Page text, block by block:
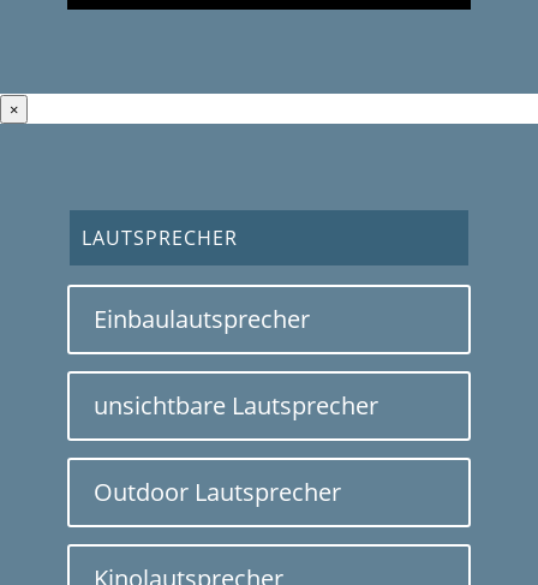
×
LAUTSPRECHER
Einbaulautsprecher
unsichtbare Lautsprecher
Outdoor Lautsprecher
Kinolautsprecher